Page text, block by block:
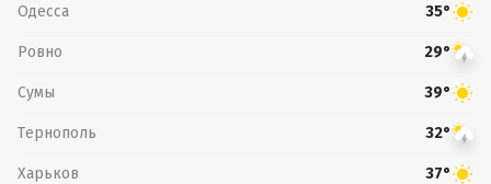
Одесса 35°
Ровно 29°
Сумы 39°
Тернополь 32°
Харьков 37°